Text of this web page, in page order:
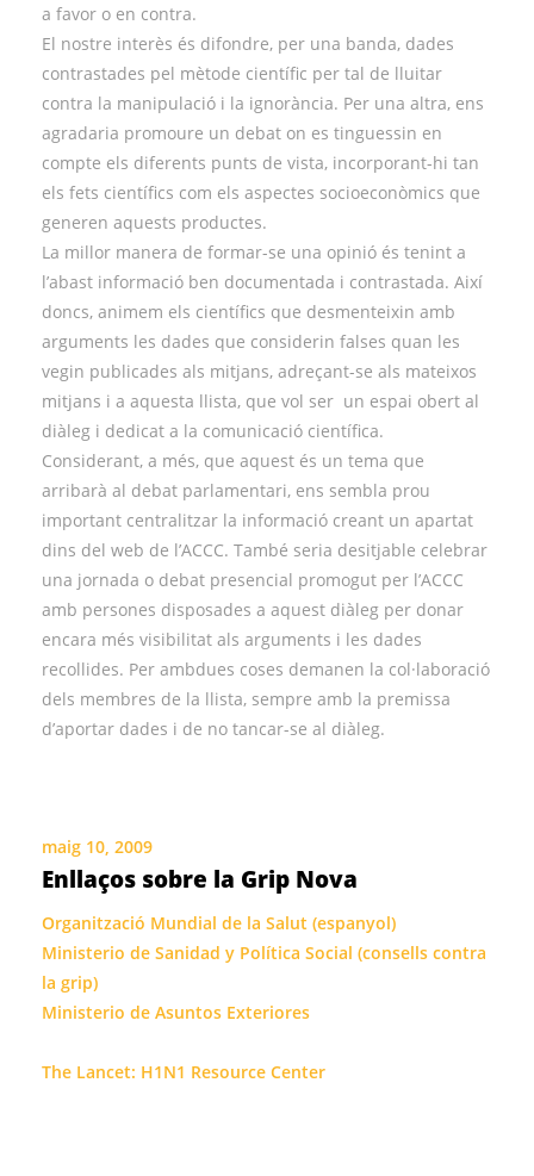
a favor o en contra.
El nostre interès és difondre, per una banda, dades
contrastades pel mètode científic per tal de lluitar
contra la manipulació i la ignorància. Per una altra, ens
agradaria promoure un debat on es tinguessin en
compte els diferents punts de vista, incorporant-hi tan
els fets científics com els aspectes socioeconòmics que
generen aquests productes.
La millor manera de formar-se una opinió és tenint a
l’abast informació ben documentada i contrastada. Així
doncs, animem els científics que desmenteixin amb
arguments les dades que considerin falses quan les
vegin publicades als mitjans, adreçant-se als mateixos
mitjans i a aquesta llista, que vol ser un espai obert al
diàleg i dedicat a la comunicació científica.
Considerant, a més, que aquest és un tema que
arribarà al debat parlamentari, ens sembla prou
important centralitzar la informació creant un apartat
dins del web de l’ACCC. També seria desitjable celebrar
una jornada o debat presencial promogut per l’ACCC
amb persones disposades a aquest diàleg per donar
encara més visibilitat als arguments i les dades
recollides. Per ambdues coses demanen la col·laboració
dels membres de la llista, sempre amb la premissa
d’aportar dades i de no tancar-se al diàleg.
maig 10, 2009
Enllaços sobre la Grip Nova
Organització Mundial de la Salut (espanyol)
Ministerio de Sanidad y Política Social (consells contra
la grip)
Ministerio de Asuntos Exteriores
The Lancet: H1N1 Resource Center